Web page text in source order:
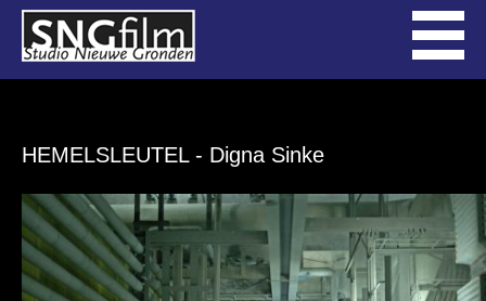
HEMELSLEUTEL - Digna Sinke